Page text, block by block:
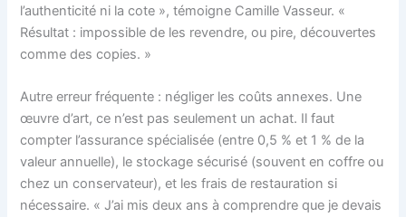
l’authenticité ni la cote », témoigne Camille Vasseur. «
Résultat : impossible de les revendre, ou pire, découvertes
comme des copies. »
Autre erreur fréquente : négliger les coûts annexes. Une
œuvre d’art, ce n’est pas seulement un achat. Il faut
compter l’assurance spécialisée (entre 0,5 % et 1 % de la
valeur annuelle), le stockage sécurisé (souvent en coffre ou
chez un conservateur), et les frais de restauration si
nécessaire. « J’ai mis deux ans à comprendre que je devais